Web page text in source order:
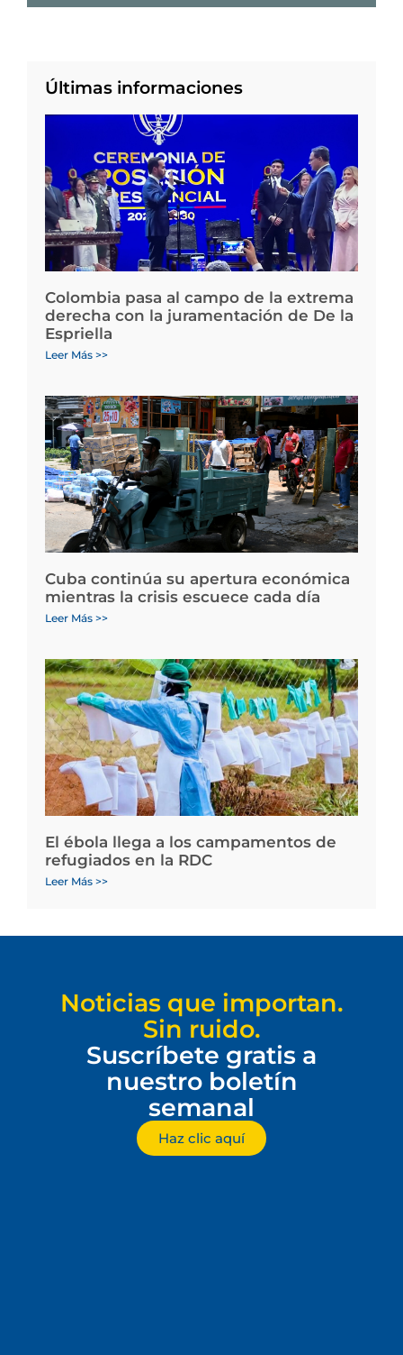
Últimas informaciones
Colombia pasa al campo de la extrema
derecha con la juramentación de De la
Espriella
Leer Más >>
Cuba continúa su apertura económica
mientras la crisis escuece cada día
Leer Más >>
El ébola llega a los campamentos de
refugiados en la RDC
Leer Más >>
Noticias que importan.
Sin ruido.
Suscríbete gratis a
nuestro boletín
semanal
Haz clic aquí